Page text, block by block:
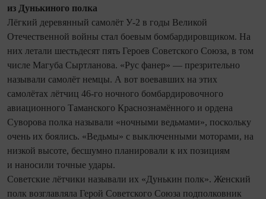
из Дунькиного полка
Лёгкий деревянный самолёт У-2 в годы Великой
Отечественной войны стал боевым бомбардировщиком. На
них летали шестьдесят пять Героев Советского Союза, в том
числе Магуба Сыртланова. «Рус фанер» — презрительно
называли самолёт немцы. А вот воевавших на этих
самолётах лётчиц 46-го ночного бомбардировочного
авиационного Таманского Краснознамённого и ордена
Суворова полка называли «ночными ведьмами», поскольку
очень их боялись. «Ведьмы» с выключенными моторами, на
низкой высоте, бесшумно планировали к их позициям
и наносили точные удары.
Советские лётчики называли их «Дунькин полк». Женский
полк возглавляла Герой Советского Союза подполковник